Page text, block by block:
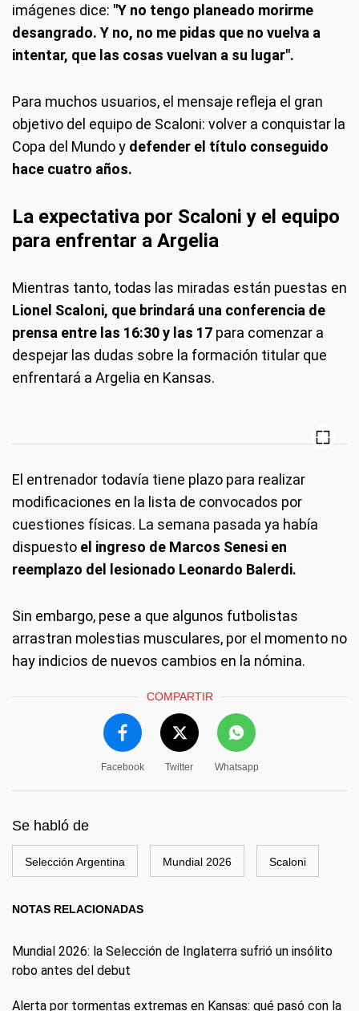
imágenes dice: "Y no tengo planeado morirme
desangrado. Y no, no me pidas que no vuelva a
intentar, que las cosas vuelvan a su lugar".
Para muchos usuarios, el mensaje refleja el gran
objetivo del equipo de Scaloni: volver a conquistar la
Copa del Mundo y defender el título conseguido
hace cuatro años.
La expectativa por Scaloni y el equipo
para enfrentar a Argelia
Mientras tanto, todas las miradas están puestas en
Lionel Scaloni, que brindará una conferencia de
prensa entre las 16:30 y las 17 para comenzar a
despejar las dudas sobre la formación titular que
enfrentará a Argelia en Kansas.
El entrenador todavía tiene plazo para realizar
modificaciones en la lista de convocados por
cuestiones físicas. La semana pasada ya había
dispuesto el ingreso de Marcos Senesi en
reemplazo del lesionado Leonardo Balerdi.
Sin embargo, pese a que algunos futbolistas
arrastran molestias musculares, por el momento no
hay indicios de nuevos cambios en la nómina.
COMPARTIR
Facebook Twitter Whatsapp
Se habló de
Selección Argentina Mundial 2026 Scaloni
NOTAS RELACIONADAS
Mundial 2026: la Selección de Inglaterra sufrió un insólito
robo antes del debut
Alerta por tormentas extremas en Kansas: qué pasó con la